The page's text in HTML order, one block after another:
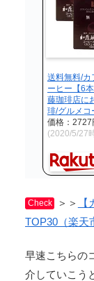
送料無料/カ
ーヒー【6
藤珈琲店に
琲/グルメコ
価格：2727
(2020/5/27
Check ＞＞
TOP30（楽天
早速こちらの
介していこう